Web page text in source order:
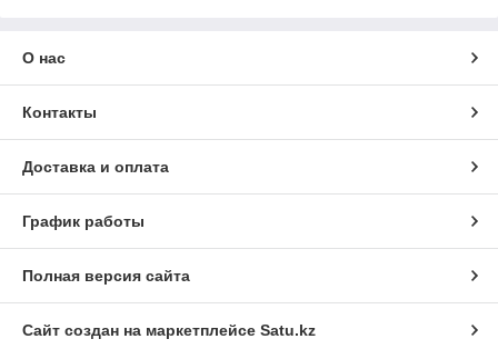
О нас
Контакты
Доставка и оплата
График работы
Полная версия сайта
Сайт создан на маркетплейсе Satu.kz